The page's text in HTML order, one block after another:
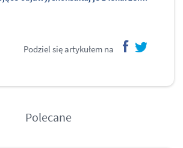
Podziel się artykułem na
Polecane